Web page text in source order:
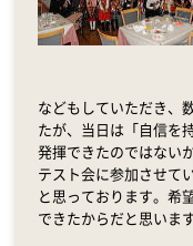
などもしていただき、
たが、当日は「自信を
発揮できたのではない
テスト会に参加させて
と思っております。希
できたからだと思いま